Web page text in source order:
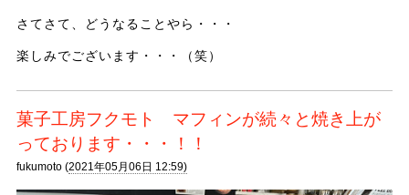
さてさて、どうなることやら・・・
楽しみでございます・・・（笑）
菓子工房フクモト マフィンが続々と焼き上が
っております・・・！！
fukumoto (2021年05月06日 12:59)